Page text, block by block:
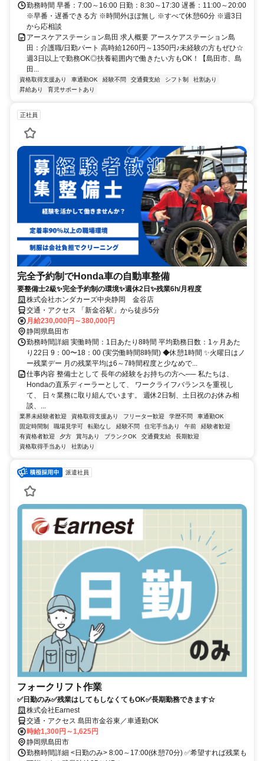
勤務時間 早番：7:00～16:00 日勤：8:30～17:30 遅番：11:00～20:00
※早番・遅番できる方 ※時間外ほぼ無し ※すべて休憩60分 ※週3日
から応相談
アースケアステーション島田 求人概要 アースケアステーション島
田：介護職/日勤パート 高時給1260円～1350円♪未経験の方もぜひ☆
週3日以上で勤務OK◎扶養範囲内で働きたい方もOK！【島田市、島
田...
資格取得支援あり 車通勤OK 経験不問 交通費支給 シフト制
社割あり
昇給あり
育児サポートあり
正社員
完全予約制でHonda車の自動車整備
要整備士2級✨完全予約制の環境✨週休2日✨残業6h/月程度
株式会社ホンダカーズ中央静岡 金谷店
交通・アクセス 「新金谷駅」から徒歩5分
月給230,000円～380,000円
静岡県島田市
勤務時間詳細 実働時間：1日あたり8時間 平均勤務日数：1ヶ月あた
り22日 9：00〜18：00 (実労働時間8時間) ◆休憩1時間 ✨火曜日はノ
ー残業デー 月の残業平均は6～7時間程度と少なめで...
仕事内容 整備士として 長年の経験をお持ちの方へ── 私たちは、
Hondaの直系ディーラーとして、 ワークライフバランスを重視し
て、 日々業務に取り組んでいます。 週休2日制、土日祝のお休み相
談、...
業界未経験者歓迎 資格取得支援あり フリーター歓迎 学歴不問
車通勤OK
固定時間制
職場見学可 転勤なし 経験不問 住宅手当あり 午前
経験者歓迎
有資格者歓迎
夕方 賞与あり ブランクOK 交通費支給
長期歓迎
資格取得手当あり
社割あり
派遣社員
フォークリフト作業
✅日勤のみ✅残業はしてもしなくてもOK✅長期勤務できます☆
株式会社Earnest
交通・アクセス 島田市金谷東／車通勤OK
時給1,300円～1,625円
静岡県島田市
勤務時間詳細 <日勤のみ> 8:00～17:00(休憩70分) ✅希望すれば残業も